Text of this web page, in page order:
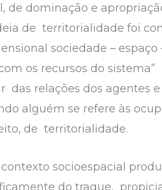
dominação e
de territorialidade foi
sociedade –
os recursos do sistema”
relações dos agentes
alguém se refere às
de territorialidade.
socioespacial
do traque,